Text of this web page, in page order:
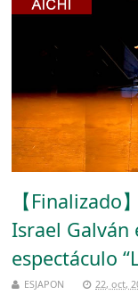
【Finalizado
Israel Galván
espectáculo
ESJAPON 22, oct,